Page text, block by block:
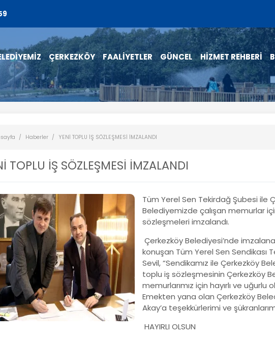
ÇERKEZKÖY FAALİYETLER GÜNCEL HİZMET REHBERİ
Haberler YENİ TOPLU İŞ SÖZLEŞMESİ İMZALANDI
TOPLU İŞ SÖZLEŞMESİ İMZALANDI
Tüm Yerel Sen Tekirdağ Şubesi ile
Belediyemizde çalışan memurlar
sözleşmeleri imzalandı.
Çerkezköy Belediyesi’nde
konuşan Tüm Yerel Sen Sendikası
Sevil, “Sendikamız ile Çerkezköy
toplu iş sözleşmesinin Çerkezköy
memurlarımız için hayırlı ve uğurlu
Emekten yana olan Çerkezköy
Akay’a teşekkürlerimi ve
HAYIRLI OLSUN